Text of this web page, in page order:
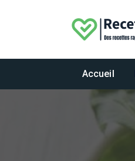
Accueil